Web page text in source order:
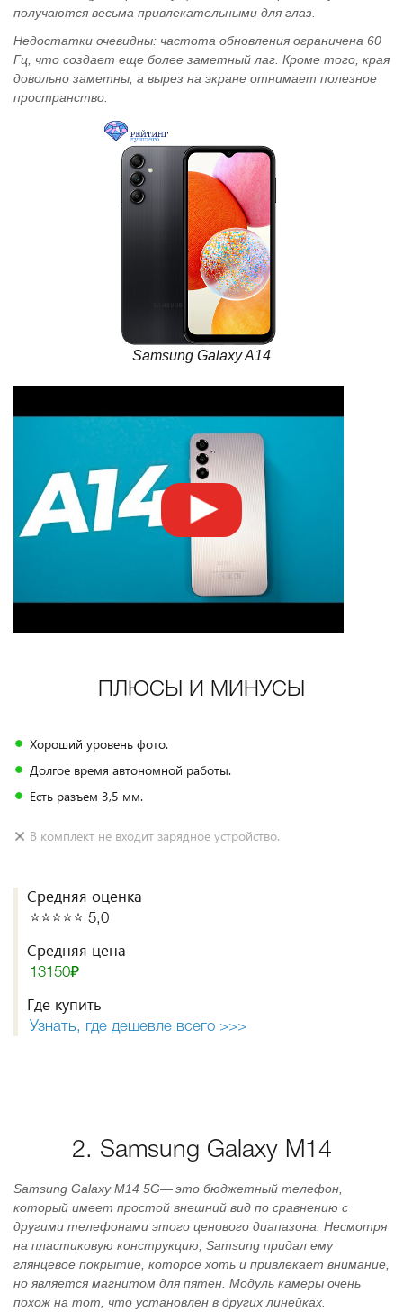
получаются весьма привлекательными для глаз.
Недостатки очевидны: частота обновления ограничена 60
Гц, что создает еще более заметный лаг. Кроме того, края
довольно заметны, а вырез на экране отнимает полезное
пространство.
Samsung Galaxy A14
ПЛЮСЫ И МИНУСЫ
Хороший уровень фото.
Долгое время автономной работы.
Есть разъем 3,5 мм.
В комплект не входит зарядное устройство.
Средняя оценка
⭐️⭐️⭐️⭐️⭐️ 5,0
Средняя цена
13150₽
Где купить
Узнать, где дешевле всего >>>
2. Samsung Galaxy M14
Samsung Galaxy M14 5G— это бюджетный телефон,
который имеет простой внешний вид по сравнению с
другими телефонами этого ценового диапазона. Несмотря
на пластиковую конструкцию, Samsung придал ему
глянцевое покрытие, которое хоть и привлекает внимание,
но является магнитом для пятен. Модуль камеры очень
похож на тот, что установлен в других линейках.